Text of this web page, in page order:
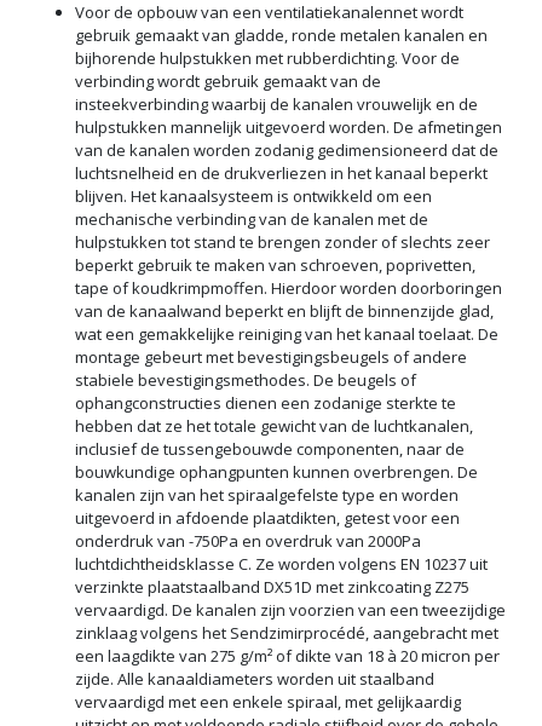
Voor de opbouw van een ventilatiekanalennet wordt
gebruik gemaakt van gladde, ronde metalen kanalen en
bijhorende hulpstukken met rubberdichting. Voor de
verbinding wordt gebruik gemaakt van de
insteekverbinding waarbij de kanalen vrouwelijk en de
hulpstukken mannelijk uitgevoerd worden. De afmetingen
van de kanalen worden zodanig gedimensioneerd dat de
luchtsnelheid en de drukverliezen in het kanaal beperkt
blijven. Het kanaalsysteem is ontwikkeld om een
mechanische verbinding van de kanalen met de
hulpstukken tot stand te brengen zonder of slechts zeer
beperkt gebruik te maken van schroeven, poprivetten,
tape of koudkrimpmoffen. Hierdoor worden doorboringen
van de kanaalwand beperkt en blijft de binnenzijde glad,
wat een gemakkelijke reiniging van het kanaal toelaat. De
montage gebeurt met bevestigingsbeugels of andere
stabiele bevestigingsmethodes. De beugels of
ophangconstructies dienen een zodanige sterkte te
hebben dat ze het totale gewicht van de luchtkanalen,
inclusief de tussengebouwde componenten, naar de
bouwkundige ophangpunten kunnen overbrengen. De
kanalen zijn van het spiraalgefelste type en worden
uitgevoerd in afdoende plaatdikten, getest voor een
onderdruk van -750Pa en overdruk van 2000Pa
luchtdichtheidsklasse C. Ze worden volgens EN 10237 uit
verzinkte plaatstaalband DX51D met zinkcoating Z275
vervaardigd. De kanalen zijn voorzien van een tweezijdige
zinklaag volgens het Sendzimirprocédé, aangebracht met
een laagdikte van 275 g/m² of dikte van 18 à 20 micron per
zijde. Alle kanaaldiameters worden uit staalband
vervaardigd met een enkele spiraal, met gelijkaardig